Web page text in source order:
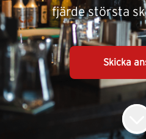
fjärde största
Skicka